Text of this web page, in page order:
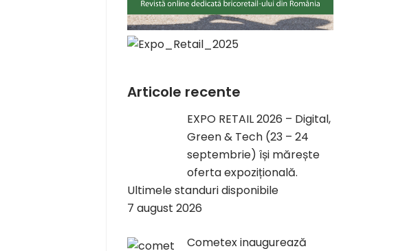
Articole recente
EXPO RETAIL 2026 – Digital,
Green & Tech (23 – 24
septembrie) își mărește
oferta expozițională.
Ultimele standuri disponibile
7 august 2026
Cometex inaugurează